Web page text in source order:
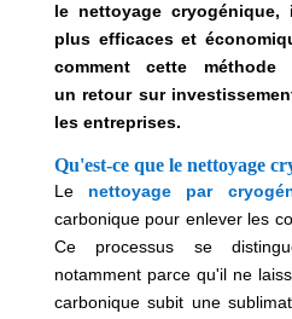
le nettoyage
plus efficaces et
comment cette
un retour sur
les entreprises.
Qu'est-ce que le nettoyage
Le nettoyage par
carbonique pour enlever les
Ce processus se
notamment parce qu'il ne
carbonique subit une